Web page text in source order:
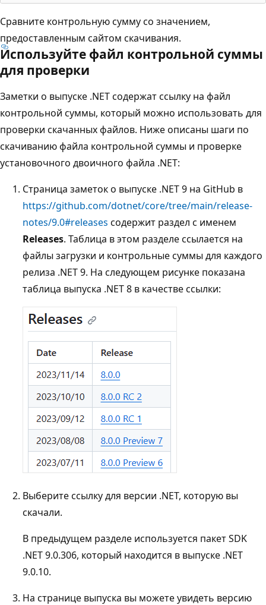
Сравните контрольную сумму со значением,
предоставленным сайтом скачивания.
Используйте файл контрольной суммы
для проверки
Заметки о выпуске .NET содержат ссылку на файл
контрольной суммы, который можно использовать для
проверки скачанных файлов. Ниже описаны шаги по
скачиванию файла контрольной суммы и проверке
установочного двоичного файла .NET:
Страница заметок о выпуске .NET 9 на GitHub в
https://github.com/dotnet/core/tree/main/release-
notes/9.0#releases содержит раздел с именем
Releases. Таблица в этом разделе ссылается на
файлы загрузки и контрольные суммы для каждого
релиза .NET 9. На следующем рисунке показана
таблица выпуска .NET 8 в качестве ссылки:
Выберите ссылку для версии .NET, которую вы
скачали.
В предыдущем разделе используется пакет SDK
.NET 9.0.306, который находится в выпуске .NET
9.0.10.
На странице выпуска вы можете увидеть версию